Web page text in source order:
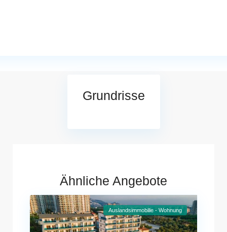
Grundrisse
Ähnliche Angebote
Auslandsimmobilie - Wohnung